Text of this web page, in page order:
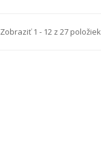
Zobraziť 1 - 12 z 27 položiek